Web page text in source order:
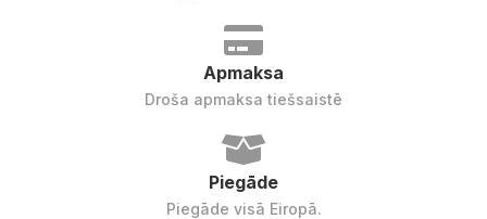
Apmaksa
Droša apmaksa tiešsaistē
Piegāde
Piegāde visā Eiropā.